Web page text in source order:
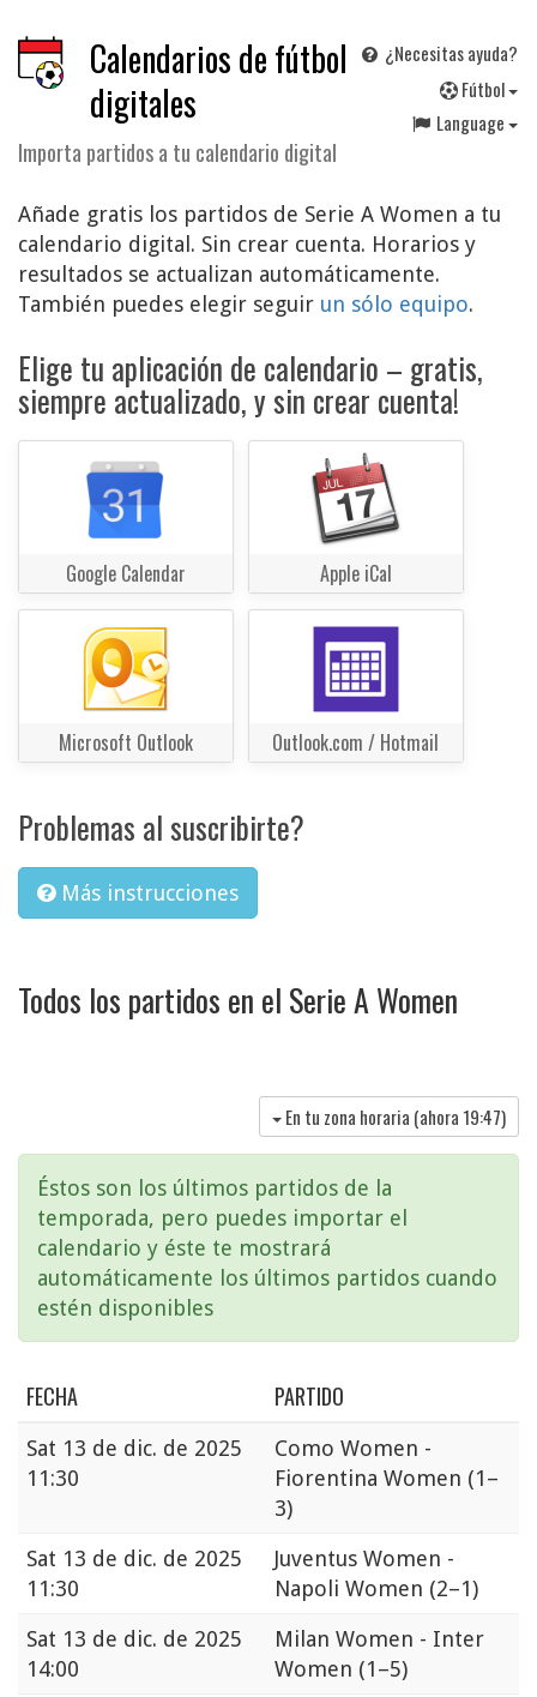
Calendarios de fútbol
digitales
Importa partidos a tu calendario digital
¿Necesitas ayuda?
Fútbol
Language
Añade gratis los partidos de Serie A Women a tu
calendario digital. Sin crear cuenta. Horarios y
resultados se actualizan automáticamente.
También puedes elegir seguir un sólo equipo.
Elige tu aplicación de calendario – gratis,
siempre actualizado, y sin crear cuenta!
Google Calendar Apple iCal
Microsoft Outlook Outlook.com / Hotmail
Problemas al suscribirte?
Más instrucciones
Todos los partidos en el Serie A Women
En tu zona horaria (ahora 19:47)
Éstos son los últimos partidos de la
temporada, pero puedes importar el
calendario y éste te mostrará
automáticamente los últimos partidos cuando
estén disponibles
FECHA PARTIDO
Sat 13 de dic. de 2025
11:30
Como Women -
Fiorentina Women (1–
3)
Sat 13 de dic. de 2025
11:30
Juventus Women -
Napoli Women (2–1)
Sat 13 de dic. de 2025
14:00
Milan Women - Inter
Women (1–5)